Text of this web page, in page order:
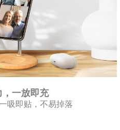
，一放即充
吸即贴，不易掉落